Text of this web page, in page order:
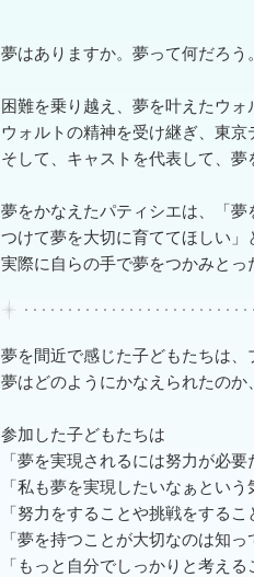
夢はありますか。夢って何だろう
困難を乗り越え、夢を叶えたウォ
ウォルトの精神を受け継ぎ、東京
そして、キャストを代表して、
夢をかなえたパティシエは、「
つけて夢を大切に育ててほしい」
実際に自らの手で夢をつかみとっ
夢を間近で感じた子どもたちは、
夢はどのようにかなえられたのか
参加した子どもたちは
「夢を実現されるには努力が必要
「私も夢を実現したいなぁという
「努力をすることや挑戦をする
「夢を持つことが大切なのは知
「もっと自分でしっかりと考え